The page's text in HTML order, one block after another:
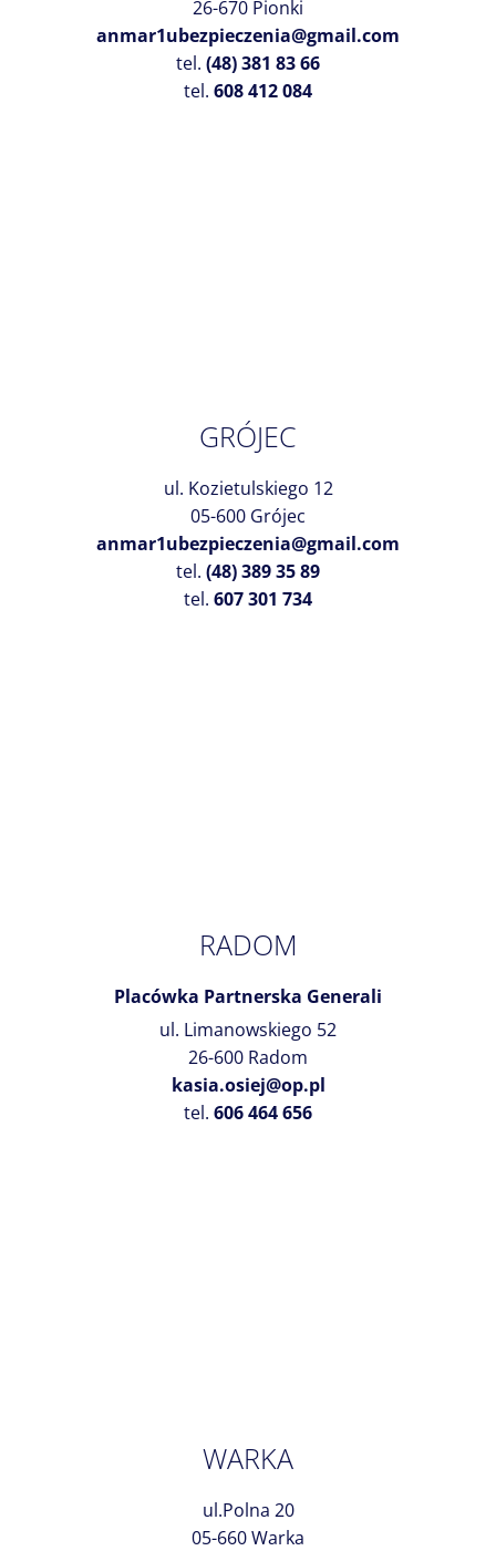
26-670 Pionki
anmar1ubezpieczenia@gmail.com
tel. (48) 381 83 66
tel. 608 412 084
GRÓJEC
ul. Kozietulskiego 12
05-600 Grójec
anmar1ubezpieczenia@gmail.com
tel. (48) 389 35 89
tel. 607 301 734
RADOM
Placówka Partnerska Generali
ul. Limanowskiego 52
26-600 Radom
kasia.osiej@op.pl
tel. 606 464 656
WARKA
ul.Polna 20
05-660 Warka